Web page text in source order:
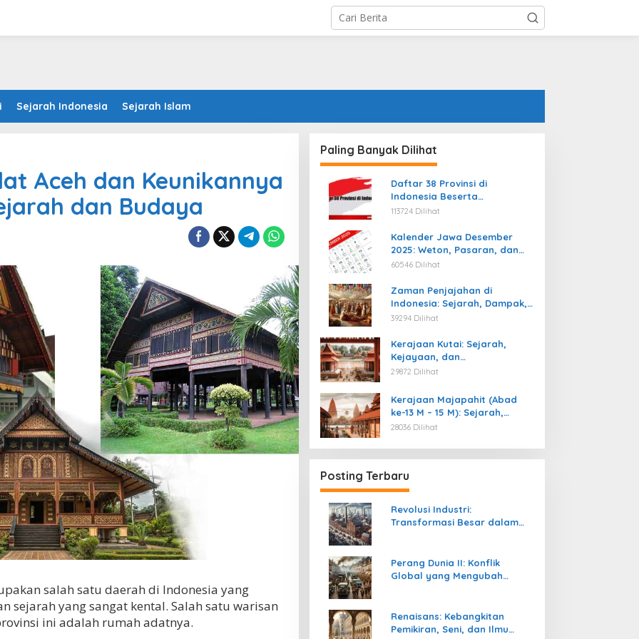
Sejarah Indonesia Sejarah Islam
Aceh dan Keunikannya
dan Budaya
salah satu daerah di Indonesia yang
sejarah yang sangat kental. Salah satu warisan
ini adalah rumah adatnya.
Paling Banyak Dilihat
Daftar 38 Provinsi di
Indonesia Beserta
Ibukotanya Terbaru
113724 Dilihat
Kalender Jawa Desember
2025: Weton, Pasaran, dan
Hari Baik
60546 Dilihat
Zaman Penjajahan di
Indonesia: Sejarah, Dampak,
dan Perjuangan Menuju
39294 Dilihat
Kerajaan Kutai: Sejarah,
Kejayaan, dan
Peninggalannya (Abad ke-4
29872 Dilihat
Kerajaan Majapahit (Abad
ke-13 M – 15 M): Sejarah,
Kejayaan, dan
28036 Dilihat
Posting Terbaru
Revolusi Industri:
Transformasi Besar dalam
Perang Dunia II: Konflik
Global yang Mengubah
Renaisans: Kebangkitan
Pemikiran, Seni, dan Ilmu